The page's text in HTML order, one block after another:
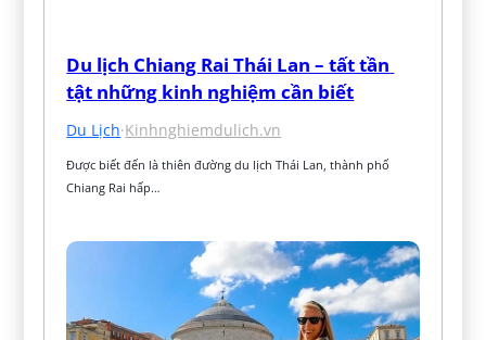
Du lịch Chiang Rai Thái Lan – tất tần
tật những kinh nghiệm cần biết
Du Lịch·Kinhnghiemdulich.vn
Được biết đến là thiên đường du lịch Thái Lan, thành phố
Chiang Rai hấp…